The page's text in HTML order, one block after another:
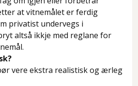
at vitnemålet er ferdig
privatist undervegs i
altså ikkje med reglane for
vere ekstra realistisk og ærleg